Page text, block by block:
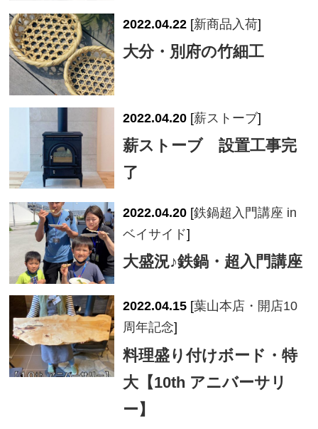
2022.04.22 [新商品入荷]
大分・別府の竹細工
2022.04.20 [薪ストーブ]
薪ストーブ 設置工事完
了
2022.04.20 [鉄鍋超入門講座 in
ベイサイド]
大盛況♪鉄鍋・超入門講座
2022.04.15 [葉山本店・開店10
周年記念]
料理盛り付けボード・特
大【10th アニバーサリ
ー】